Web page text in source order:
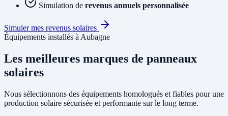
Simulation de revenus annuels personnalisée
Simuler mes revenus solaires
Équipements installés à Aubagne
Les meilleures marques de panneaux
solaires
Nous sélectionnons des équipements homologués et fiables pour une
production solaire sécurisée et performante sur le long terme.